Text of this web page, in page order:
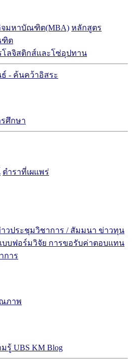
จมหาบัณฑิต(MBA) หลักสูตร
ฑิต
โลจิสติกส์และโซ่อุปทาน
- ค้นคว้าอิสระ
ศึกษา
ตำราที่เผแพร่
วประชุมวิชาการ / สัมมนา ข่าวทุน
บบฟอร์มวิจัย การขอรับค่าตอบแทน
การ
ภาพ
รู้ UBS KM Blog